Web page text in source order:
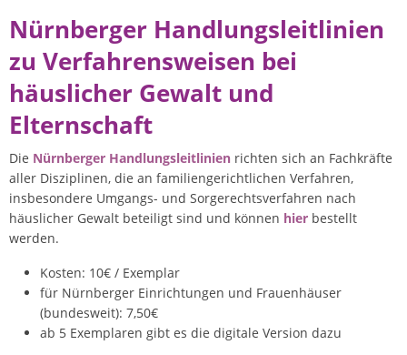
Nürnberger Handlungsleitlinien
zu Verfahrensweisen bei
häuslicher Gewalt und
Elternschaft
Die Nürnberger Handlungsleitlinien richten sich an Fachkräfte
aller Disziplinen, die an familiengerichtlichen Verfahren,
insbesondere Umgangs- und Sorgerechtsverfahren nach
häuslicher Gewalt beteiligt sind und können hier bestellt
werden.
Kosten: 10€ / Exemplar
für Nürnberger Einrichtungen und Frauenhäuser
(bundesweit): 7,50€
ab 5 Exemplaren gibt es die digitale Version dazu